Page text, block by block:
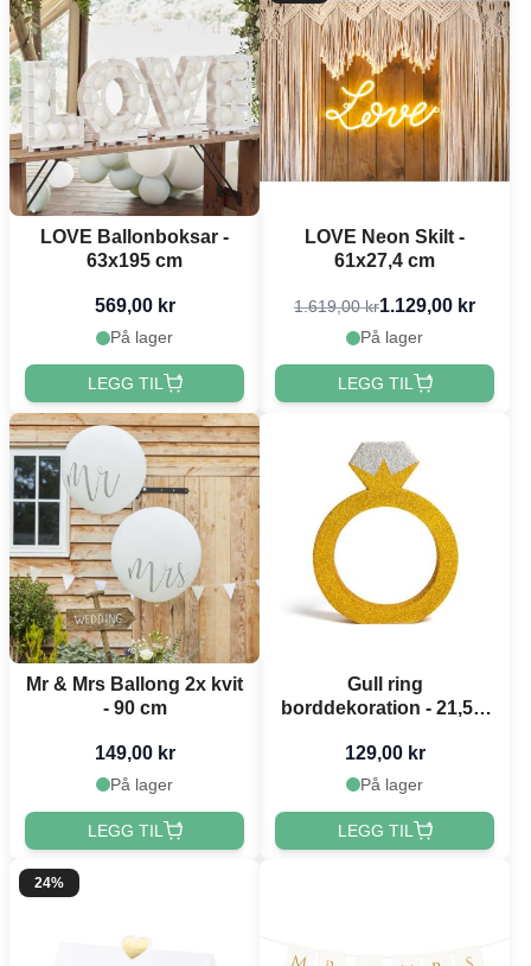
LOVE Ballonboksar -
63x195 cm
569,00 kr
På lager
LEGG TIL
LOVE Neon Skilt -
61x27,4 cm
1.619,00 kr1.129,00 kr
På lager
LEGG TIL
Mr & Mrs Ballong 2x kvit
- 90 cm
149,00 kr
På lager
LEGG TIL
Gull ring
borddekoration - 21,5 x
129,00 kr
På lager
LEGG TIL
24%